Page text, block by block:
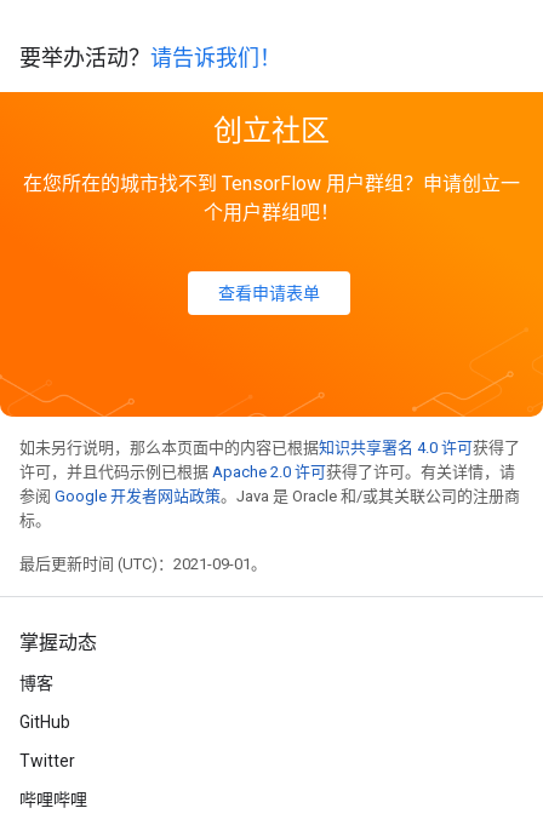
要举办活动？ 请告诉我们！
创立社区
在您所在的城市找不到 TensorFlow 用户群组？申请创立一
个用户群组吧！
查看申请表单
如未另行说明，那么本页面中的内容已根据知识共享署名 4.0 许可获得了
许可，并且代码示例已根据 Apache 2.0 许可获得了许可。有关详情，请
参阅 Google 开发者网站政策。Java 是 Oracle 和/或其关联公司的注册商
标。
最后更新时间 (UTC)：2021-09-01。
掌握动态
博客
GitHub
Twitter
哔哩哔哩